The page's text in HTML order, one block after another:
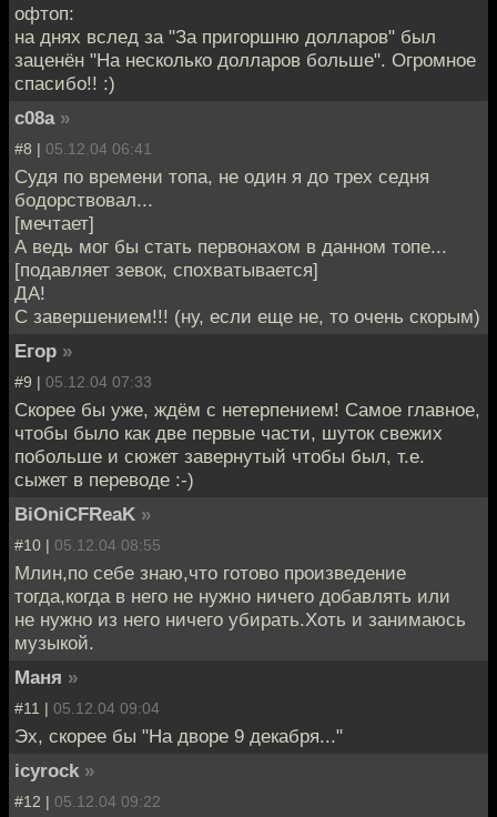
офтоп:
на днях вслед за "За пригоршню долларов" был
заценён "На несколько долларов больше". Огромное
спасибо!! :)
c08a »
#8 | 05.12.04 06:41
Судя по времени топа, не один я до трех седня
бодорствовал...
[мечтает]
А ведь мог бы стать первонахом в данном топе...
[подавляет зевок, спохватывается]
ДА!
С завершением!!! (ну, если еще не, то очень скорым)
Егор »
#9 | 05.12.04 07:33
Скорее бы уже, ждём с нетерпением! Самое главное,
чтобы было как две первые части, шуток свежих
побольше и сюжет завернутый чтобы был, т.е.
сыжет в переводе :-)
BiOniCFReaK »
#10 | 05.12.04 08:55
Млин,по себе знаю,что готово произведение
тогда,когда в него не нужно ничего добавлять или
не нужно из него ничего убирать.Хоть и занимаюсь
музыкой.
Маня »
#11 | 05.12.04 09:04
Эх, скорее бы "На дворе 9 декабря..."
icyrock »
#12 | 05.12.04 09:22